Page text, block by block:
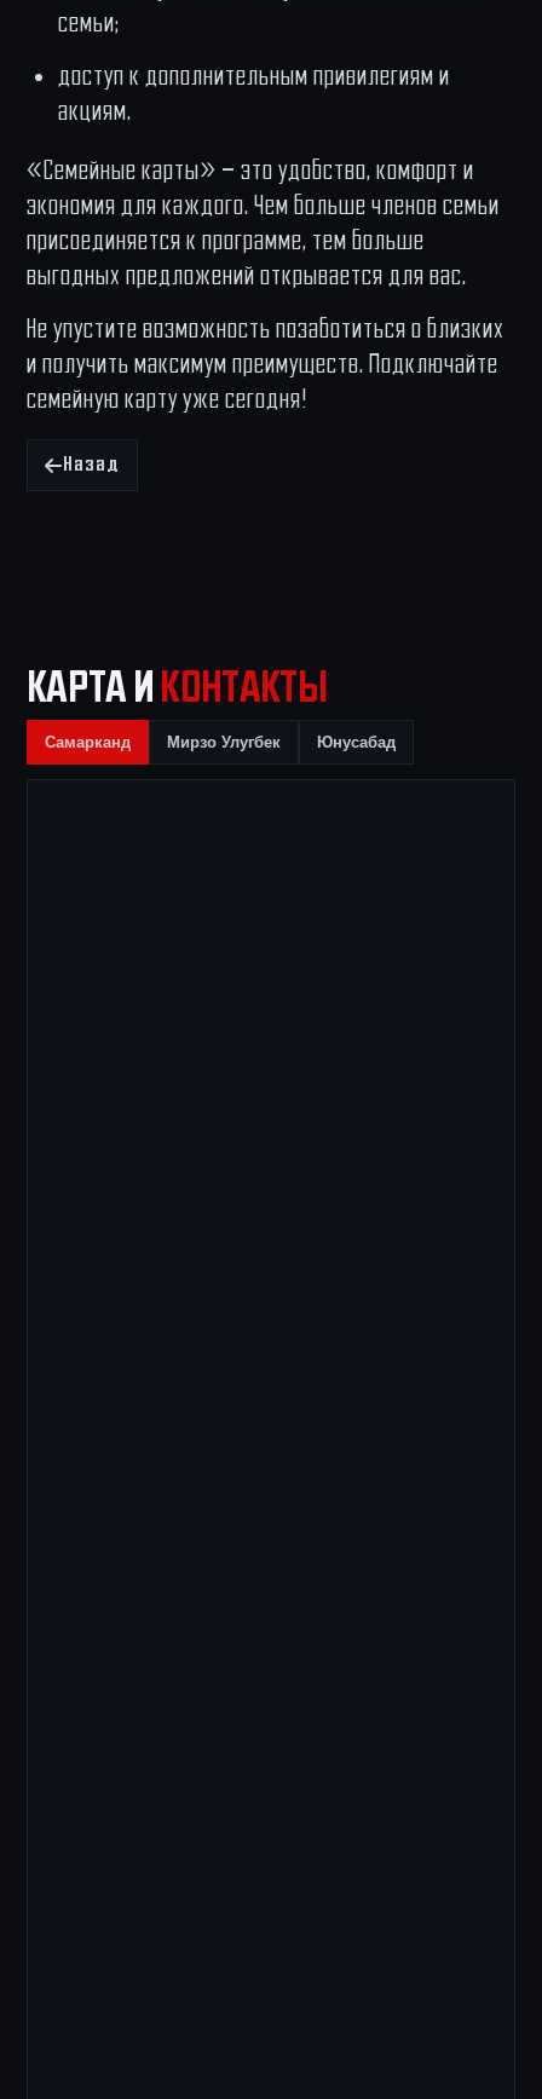
семьи;
доступ к дополнительным привилегиям и
акциям.
«Семейные карты» — это удобство, комфорт и
экономия для каждого. Чем больше членов семьи
присоединяется к программе, тем больше
выгодных предложений открывается для вас.
Не упустите возможность позаботиться о близких
и получить максимум преимуществ. Подключайте
семейную карту уже сегодня!
Назад
КАРТА И КОНТАКТЫ
Самарканд Мирзо Улугбек Юнусабад